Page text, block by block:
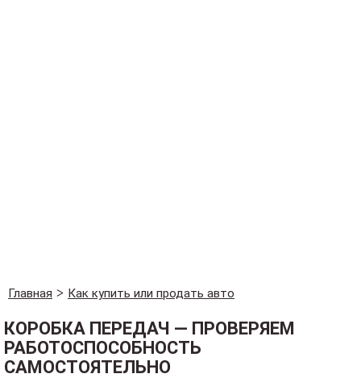
Главная Как купить или продать авто
КОРОБКА ПЕРЕДАЧ — ПРОВЕРЯЕМ
РАБОТОСПОСОБНОСТЬ
САМОСТОЯТЕЛЬНО